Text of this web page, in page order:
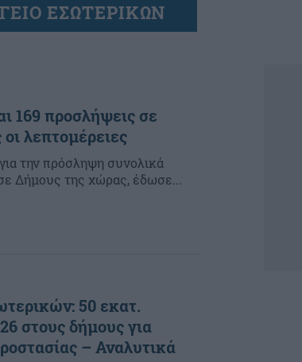
ΕΣΩΤΕΡΙΚΩΝ
169 προσλήψεις σε
λεπτομέρειες
την πρόσληψη συνολικά
Δήμους της χώρας, έδωσε...
50 εκατ.
στους δήμους για
– Αναλυτικά